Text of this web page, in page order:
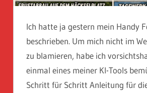
Ich hatte ja gestern mein Handy
beschrieben. Um mich nicht im
zu blamieren, habe ich
einmal eines meiner KI-Tools
Schritt für Schritt Anleitung für